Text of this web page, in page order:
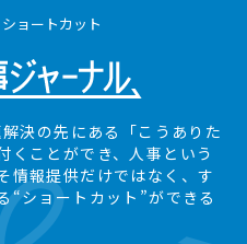
ョートカット
決の先にある
「こうありた
ことができ、 人事という
報提供だけではなく、 す
“ショートカット”ができる